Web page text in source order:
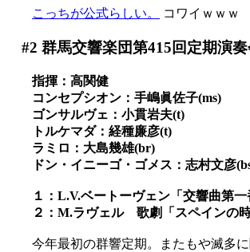
こっちが公式らしい。 コワイｗｗｗ
#2 群馬交響楽団第415回定期演
指揮：高関健
コンセプシオン：手嶋眞佐子(ms)
ゴンサルヴェ：小貫岩夫(t)
トルケマダ：経種廉彦(t)
ラミロ：大島幾雄(br)
ドン・イニーゴ・ゴメス：志村文彦
１：L.V.ベートーヴェン「交響曲第一
２：M.ラヴェル 歌劇「スペインの時
今年最初の群響定期。またもや滅多